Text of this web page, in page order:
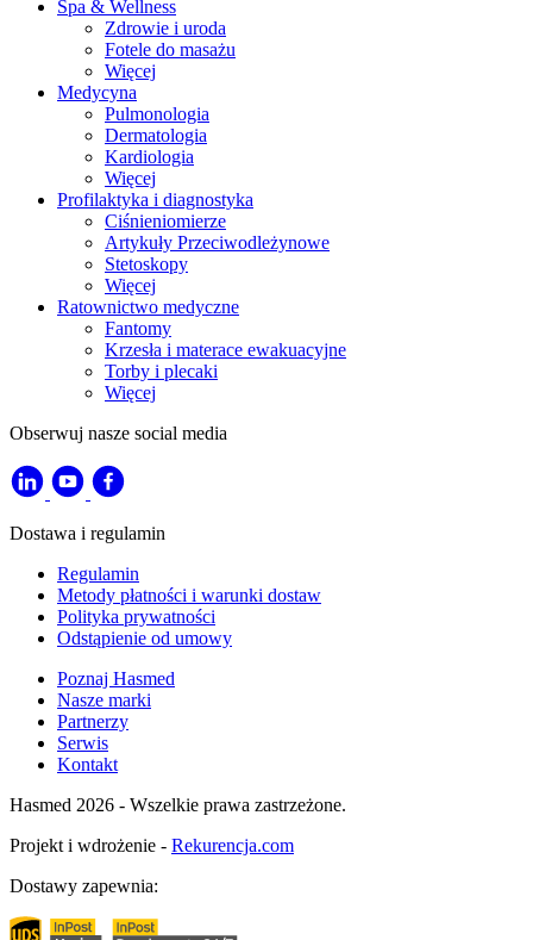
Spa & Wellness
Zdrowie i uroda
Fotele do masażu
Więcej
Medycyna
Pulmonologia
Dermatologia
Kardiologia
Więcej
Profilaktyka i diagnostyka
Ciśnieniomierze
Artykuły Przeciwodleżynowe
Stetoskopy
Więcej
Ratownictwo medyczne
Fantomy
Krzesła i materace ewakuacyjne
Torby i plecaki
Więcej
Obserwuj nasze social media
Dostawa i regulamin
Regulamin
Metody płatności i warunki dostaw
Polityka prywatności
Odstąpienie od umowy
Poznaj Hasmed
Nasze marki
Partnerzy
Serwis
Kontakt
Hasmed 2026 - Wszelkie prawa zastrzeżone.
Projekt i wdrożenie - Rekurencja.com
Dostawy zapewnia: